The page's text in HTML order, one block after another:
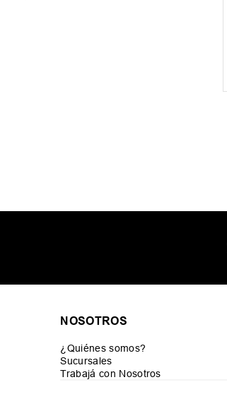
NOSOTROS
¿Quiénes somos?
Sucursales
Trabajá con Nosotros